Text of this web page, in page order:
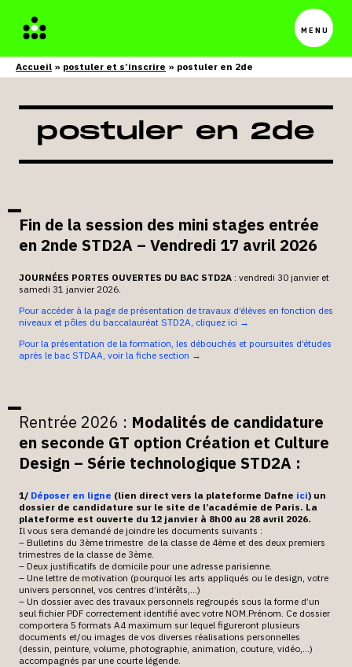
Menu
Accueil postuler et s’inscrire postuler en 2de
postuler en 2de
Fin de la session des mini stages entrée
en 2nde STD2A – Vendredi 17 avril 2026
JOURNÉES PORTES OUVERTES DU BAC STD2A: vendredi 30 janvier et
samedi 31 janvier 2026.
Pour accéder à la page de présentation de travaux d’élèves en fonction des
niveaux et pôles du baccalauréat STD2A, cliquez ici →
Pour la présentation de la formation, les débouchés et poursuites d’études
après le bac STDAA, voir la fiche section →
Rentrée 2026 : Modalités de candidature
en seconde GT option Création et Culture
Design – Série technologique STD2A :
1/ Déposer en ligne (lien direct vers la plateforme Dafne ici) un
dossier de candidature sur le site de l’académie de Paris. La
plateforme est ouverte du 12 janvier à 8h00 au 28 avril 2026.
Il vous sera demandé de joindre les documents suivants :
– Bulletins du 3ème trimestre de la classe de 4ème et des deux premiers
trimestres de la classe de 3ème.
– Deux justificatifs de domicile pour une adresse parisienne.
– Une lettre de motivation (pourquoi les arts appliqués ou le design, votre
univers personnel, vos centres d’intérêts,…)
– Un dossier avec des travaux personnels regroupés sous la forme d’un
seul fichier PDF correctement identifié avec votre NOM.Prénom. Ce dossier
comportera 5 formats A4 maximum sur lequel figureront plusieurs
documents et/ou images de vos diverses réalisations personnelles
(dessin, peinture, volume, photographie, animation, couture, vidéo,…)
accompagnés par une courte légende.